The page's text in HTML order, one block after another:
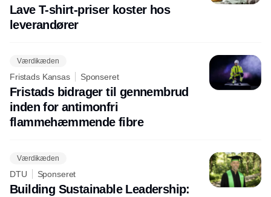
Lave T-shirt-priser koster hos
leverandører
Værdikæden
Fristads Kansas Sponseret
Fristads bidrager til gennembrud
inden for antimonfri
flammehæmmende fibre
Værdikæden
DTU Sponseret
Building Sustainable Leadership: